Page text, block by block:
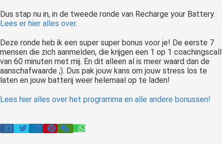
Dus stap nu in, in de tweede ronde van Recharge your Battery.
Lees er hier alles over.
Deze ronde heb ik een super super bonus voor je! De eerste 7
mensen die zich aanmelden, die krijgen een 1 op 1 coachingscall
van 60 minuten met mij. En dit alleen al is meer waard dan de
aanschafwaarde ;). Dus pak jouw kans om jouw stress los te
laten en jouw batterij weer helemaal op te laden!
Lees hier alles over het programma en alle andere bonussen!